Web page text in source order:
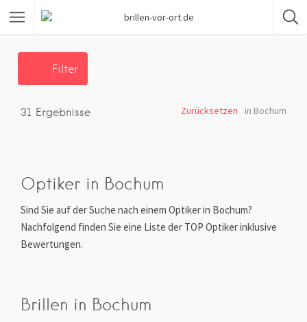
Filter
31 Ergebnisse in Bochum
Zurücksetzen
Optiker in Bochum
Sind Sie auf der Suche nach einem Optiker in Bochum?
Nachfolgend finden Sie eine Liste der TOP Optiker inklusive
Bewertungen.
Brillen in Bochum